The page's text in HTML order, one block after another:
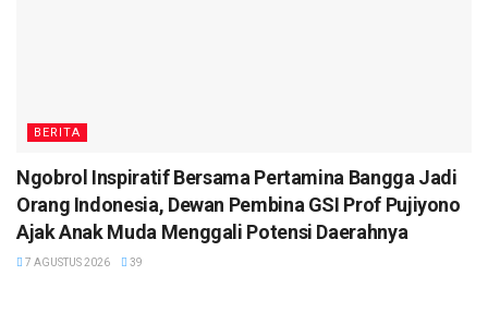
BERITA
Ngobrol Inspiratif Bersama Pertamina Bangga Jadi
Orang Indonesia, Dewan Pembina GSI Prof Pujiyono
Ajak Anak Muda Menggali Potensi Daerahnya
7 AGUSTUS 2026 39